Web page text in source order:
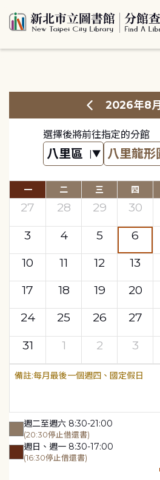
2026年8月
選擇後將前往指定的分館
一 二 三 四
27 28 29 30
3
4 5 6
10
11 12 13
17
18 19 20
24
25 26 27
31
1 2 3
每月最後一個週四、國定假日
週二至週六 8:30-21:00
(20:30停止借還書)
週日、週一 8:30-17:00
(16:30停止借還書)